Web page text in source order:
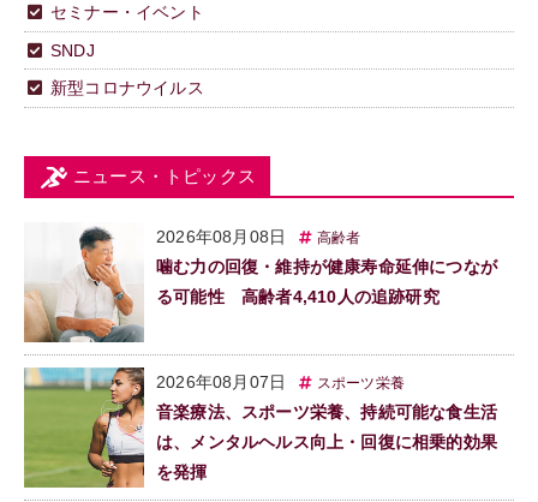
セミナー・イベント
SNDJ
新型コロナウイルス
ニュース・トピックス
2026年08月08日 高齢者
噛む力の回復・維持が健康寿命延伸につなが
る可能性 高齢者4,410人の追跡研究
2026年08月07日 スポーツ栄養
音楽療法、スポーツ栄養、持続可能な食生活
は、メンタルヘルス向上・回復に相乗的効果
を発揮